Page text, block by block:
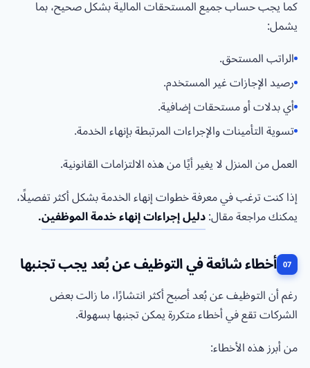
كما يجب حساب جميع المستحقات المالية بشكل صحيح، بما
يشمل:
الراتب المستحق.
رصيد الإجازات غير المستخدم.
أي بدلات أو مستحقات إضافية.
تسوية التأمينات والإجراءات المرتبطة بإنهاء الخدمة.
العمل من المنزل لا يغير أيًا من هذه الالتزامات القانونية.
إذا كنت ترغب في معرفة خطوات إنهاء الخدمة بشكل أكثر تفصيلًا،
يمكنك مراجعة مقال:دليل إجراءات إنهاء خدمة الموظفين.
أخطاء شائعة في التوظيف عن بُعد يجب تجنبها
رغم أن التوظيف عن بُعد أصبح أكثر انتشارًا، ما زالت بعض
الشركات تقع في أخطاء متكررة يمكن تجنبها بسهولة.
من أبرز هذه الأخطاء: